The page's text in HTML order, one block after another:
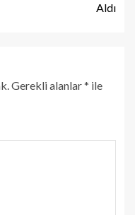
Aldı
Gerekli alanlar* ile